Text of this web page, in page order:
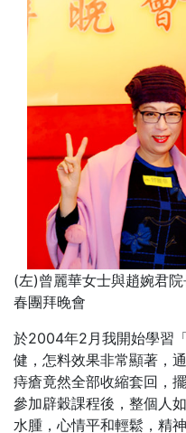
(左)曾麗華女士與趙婉君
春團拜晚會
於2004年2月我開始學習
健，怎料效果非常顯著，
痔瘡竟然全部收縮套回，
參加辟穀課程後，整個人
水腫，心情平和輕鬆，精